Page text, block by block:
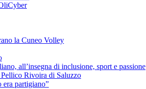
la Cuneo Volley
all’insegna di inclusione, sport e passione
Rivoira di Saluzzo
era partigiano”